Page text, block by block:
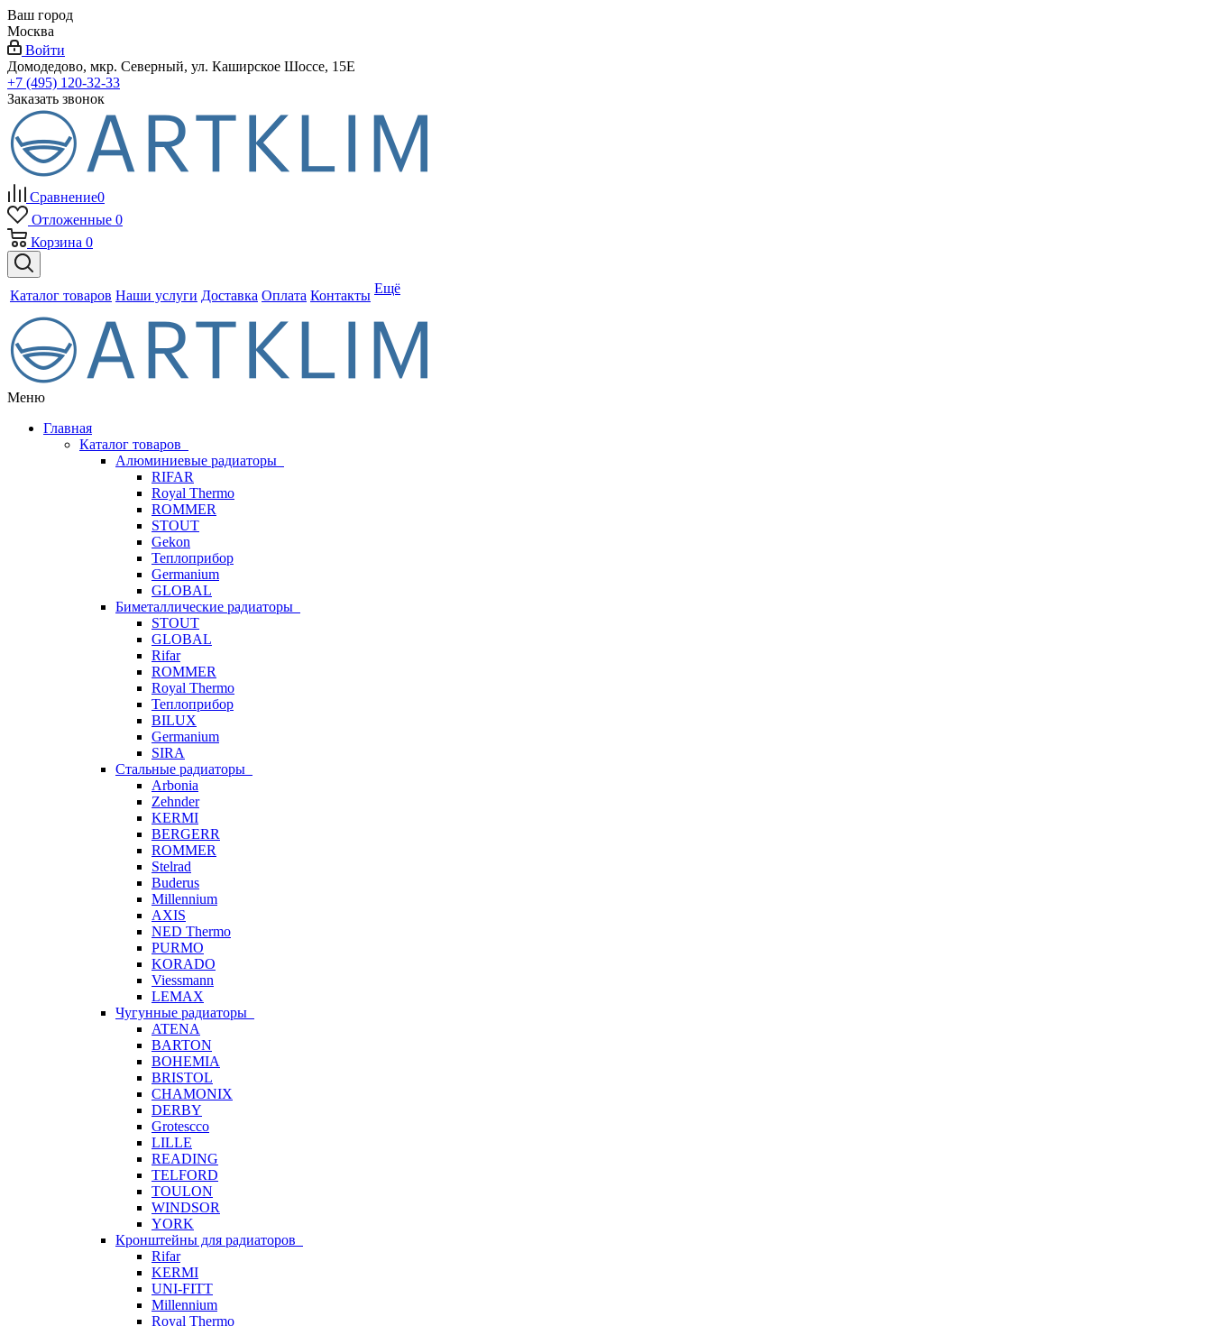
Ваш город
Москва
Войти
Домодедово, мкр. Северный, ул. Каширское Шоссе, 15Е
+7 (495) 120-32-33
Заказать звонок
Сравнение0
Отложенные 0
Корзина 0
Каталог товаров Наши услуги Доставка Оплата Контакты Ещё
Меню
Главная
Каталог товаров
Алюминиевые радиаторы
RIFAR
Royal Thermo
ROMMER
STOUT
Gekon
Теплоприбор
Germanium
GLOBAL
Биметаллические радиаторы
STOUT
GLOBAL
Rifar
ROMMER
Royal Thermo
Теплоприбор
BILUX
Germanium
SIRA
Стальные радиаторы
Arbonia
Zehnder
KERMI
BERGERR
ROMMER
Stelrad
Buderus
Millennium
AXIS
NED Thermo
PURMO
KORADO
Viessmann
LEMAX
Чугунные радиаторы
ATENA
BARTON
BOHEMIA
BRISTOL
CHAMONIX
DERBY
Grotescco
LILLE
READING
TELFORD
TOULON
WINDSOR
YORK
Кронштейны для радиаторов
Rifar
KERMI
UNI-FITT
Millennium
Royal Thermo